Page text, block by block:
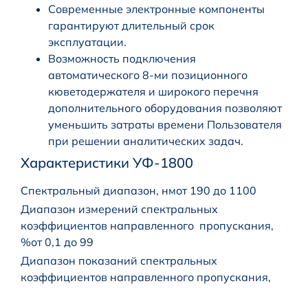
Современные электронные компоненты
гарантируют длительный срок
эксплуатации.
Возможность подключения
автоматического 8-ми позиционного
кюветодержателя и широкого перечня
дополнительного оборудования позволяют
уменьшить затраты времени Пользователя
при решении аналитических задач.
Характеристики УФ-1800
Спектральный диапазон, нмот 190 до 1100
Диапазон измерений спектральных
коэффициентов направленного пропускания,
%от 0,1 до 99
Диапазон показаний спектральных
коэффициентов направленного пропускания,